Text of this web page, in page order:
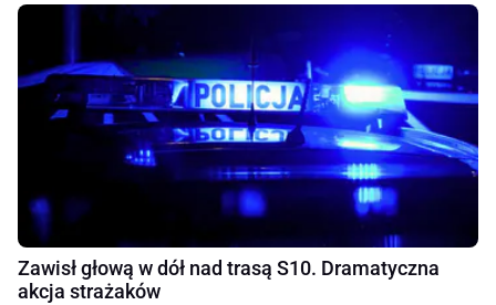
Zawisł głową w dół nad trasą S10. Dramatyczna
akcja strażaków